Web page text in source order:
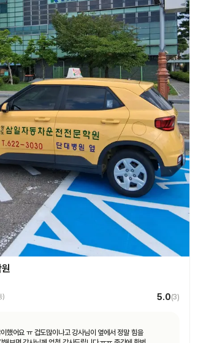
) 5.0(3)
했어요 ㅠ 겁도많이나고 강사님이 옆에서 정말 힘을